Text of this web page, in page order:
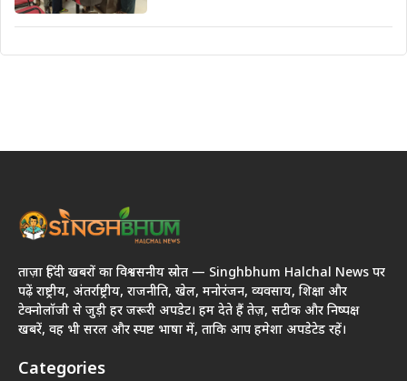
ताज़ा हिंदी खबरों का विश्वसनीय स्रोत — Singhbhum Halchal News पर
पढ़ें राष्ट्रीय, अंतर्राष्ट्रीय, राजनीति, खेल, मनोरंजन, व्यवसाय, शिक्षा और
टेक्नोलॉजी से जुड़ी हर जरूरी अपडेट। हम देते हैं तेज़, सटीक और निष्पक्ष
खबरें, वह भी सरल और स्पष्ट भाषा में, ताकि आप हमेशा अपडेटेड रहें।
Categories